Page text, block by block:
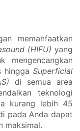
(HIFU) yang
mengencangkan
hingga Superficial
di semua area
teknologi
kurang lebih 45
pada Anda dapat
maksimal.